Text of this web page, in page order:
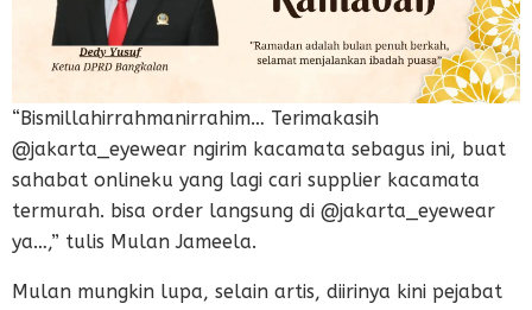
“Bismillahirrahmanirrahim… Terimakasih
@jakarta_eyewear ngirim kacamata sebagus ini, buat
sahabat onlineku yang lagi cari supplier kacamata
termurah. bisa order langsung di @jakarta_eyewear
ya…,” tulis Mulan Jameela.
Mulan mungkin lupa, selain artis, diirinya kini pejabat